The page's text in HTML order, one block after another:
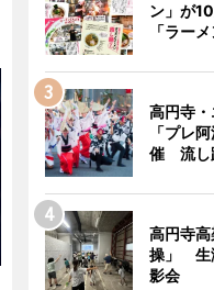
ン」が
「ラー
高円寺
「プレ
催 流し
高円寺
操」 生
影会